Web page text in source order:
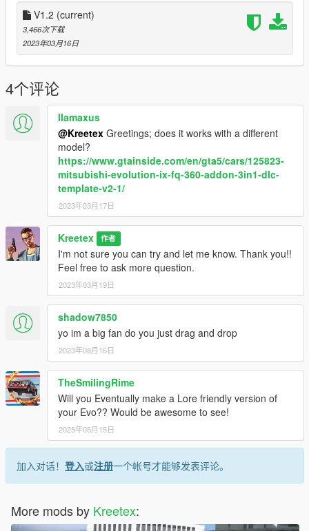
V1.2 (current)
3,466次下载
2023年03月16日
4个评论
llamaxus
@Kreetex Greetings; does it works with a different
model?
https://www.gtainside.com/en/gta5/cars/125823-
mitsubishi-evolution-ix-fq-360-addon-3in1-dlc-
template-v2-1/
2023年03月17日
Kreetex 作者
I'm not sure you can try and let me know. Thank you!!
Feel free to ask more question.
2023年03月19日
shadow7850
yo im a big fan do you just drag and drop
2023年08月16日
TheSmilingRime
Will you Eventually make a Lore friendly version of
your Evo?? Would be awesome to see!
2025年05月15日
加入对话！ 登入或注册一个帐号才能够发表评论。
More mods by Kreetex: